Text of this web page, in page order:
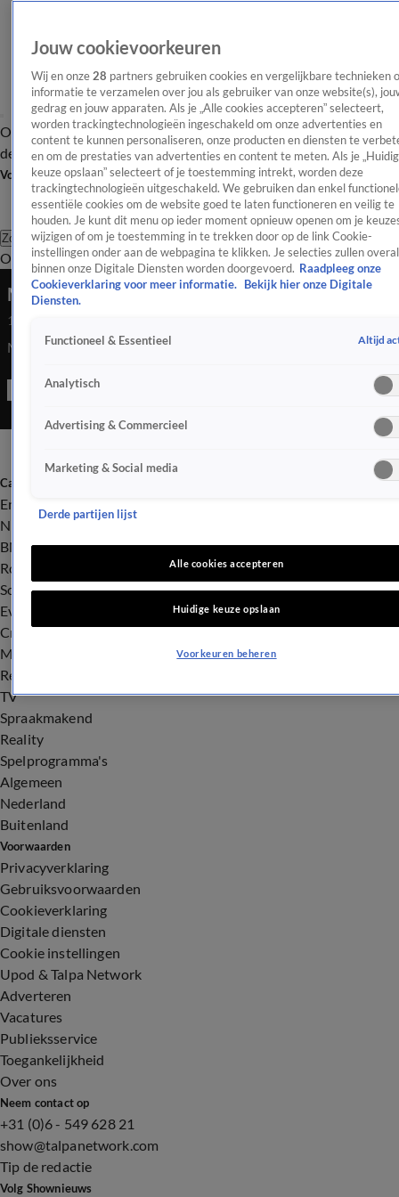
OverzichtAfleveringen Entertainment TV Algemeen
Tip
de redactieNieuwsbrief
Volg Shownieuws
Zoeken
OverzichtEntertainmentSpraakmakendRealityCrimeVideo's
Maria Tailor was op jachtfeestje met Diddy
14 okt 2024, 09:58
Maria Tailor was op jachtfeestje met Diddy.
Categorieën
Entertainment
Nieuws
BN'ers
Royalty
Songfestival
Evenementen
Crime
Misdaad
Rechtszaken
TV
Spraakmakend
Reality
Spelprogramma's
Algemeen
Nederland
Buitenland
Voorwaarden
Privacyverklaring
Gebruiksvoorwaarden
Cookieverklaring
Digitale diensten
Cookie instellingen
Upod & Talpa Network
Adverteren
Vacatures
Publieksservice
Toegankelijkheid
Over ons
Neem contact op
+31 (0)6 - 549 628 21
show@talpanetwork.com
Tip de redactie
Volg Shownieuws
Jouw cookievoorkeuren
Wij en onze 28 partners gebruiken cookies en vergelijkbare technieken
informatie te verzamelen over jou als gebruiker van onze website(s),
gedrag en jouw apparaten. Als je „Alle cookies accepteren” selecteert,
worden trackingtechnologieën ingeschakeld om onze advertenties en
content te kunnen personaliseren, onze producten en diensten te
en om de prestaties van advertenties en content te meten. Als je
keuze opslaan” selecteert of je toestemming intrekt, worden deze
trackingtechnologieën uitgeschakeld. We gebruiken dan enkel
essentiële cookies om de website goed te laten functioneren en veilig te
houden. Je kunt dit menu op ieder moment opnieuw openen om je
wijzigen of om je toestemming in te trekken door op de link Cookie-
instellingen onder aan de webpagina te klikken. Je selecties zullen overal
binnen onze Digitale Diensten worden doorgevoerd. Raadpleeg onze
Cookieverklaring voor meer informatie.
Bekijk hier onze Digitale
Diensten.
Functioneel & Essentieel Altijd
Analytisch
Advertising & Commercieel
Marketing & Social media
Derde partijen lijst
Alle cookies accepteren
Huidige keuze opslaan
Voorkeuren beheren